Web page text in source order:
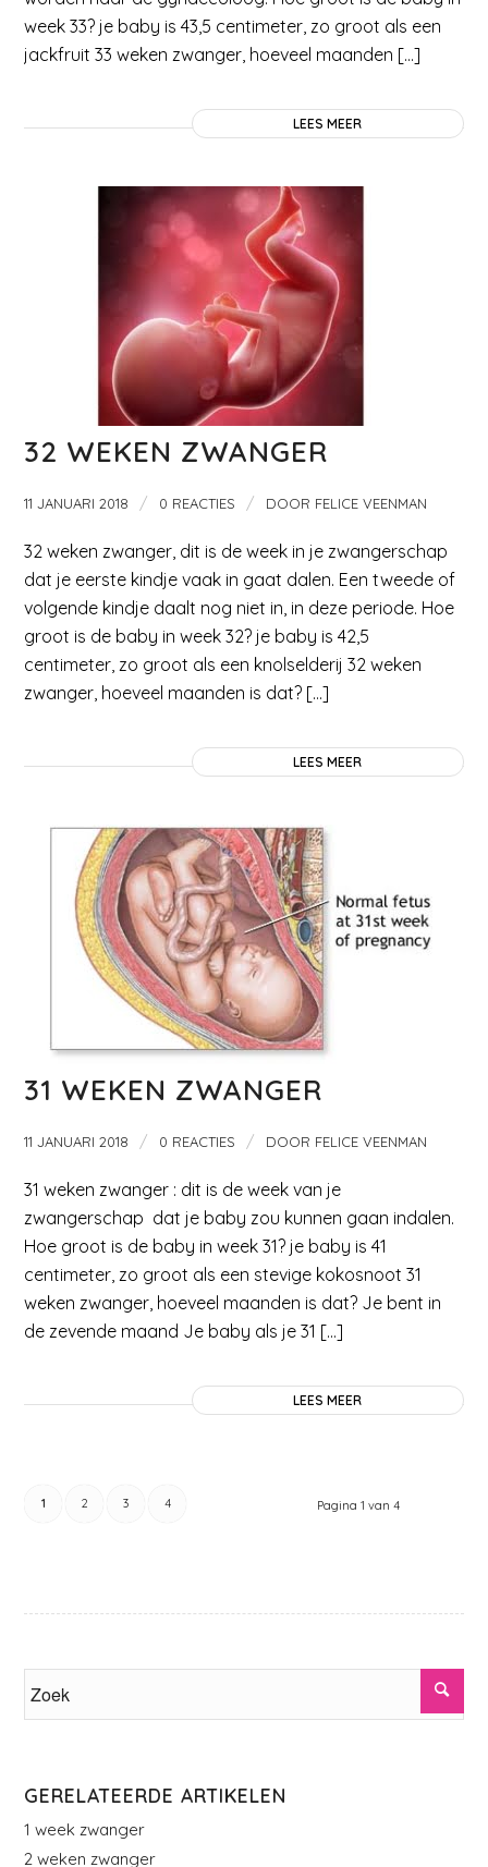
week 33? je baby is 43,5 centimeter, zo groot als een
jackfruit 33 weken zwanger, hoeveel maanden […]
LEES MEER
32 WEKEN ZWANGER
11 JANUARI 2018 / 0 REACTIES / DOOR FELICE VEENMAN
32 weken zwanger, dit is de week in je zwangerschap
dat je eerste kindje vaak in gaat dalen. Een tweede of
volgende kindje daalt nog niet in, in deze periode. Hoe
groot is de baby in week 32? je baby is 42,5
centimeter, zo groot als een knolselderij 32 weken
zwanger, hoeveel maanden is dat? […]
LEES MEER
31 WEKEN ZWANGER
11 JANUARI 2018 / 0 REACTIES / DOOR FELICE VEENMAN
31 weken zwanger : dit is de week van je
zwangerschap dat je baby zou kunnen gaan indalen.
Hoe groot is de baby in week 31? je baby is 41
centimeter, zo groot als een stevige kokosnoot 31
weken zwanger, hoeveel maanden is dat? Je bent in
de zevende maand Je baby als je 31 […]
LEES MEER
Pagina 1 van 4
1 2 3 4
GERELATEERDE ARTIKELEN
1 week zwanger
2 weken zwanger